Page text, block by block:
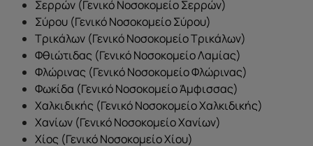
Σερρών (Γενικό Νοσοκομείο Σερρών)
Σύρου (Γενικό Νοσοκομείο Σύρου)
Τρικάλων (Γενικό Νοσοκομείο Τρικάλων)
Φθιώτιδας (Γενικό Νοσοκομείο Λαμίας)
Φλώρινας (Γενικό Νοσοκομείο Φλώρινας)
Φωκίδα (Γενικό Νοσοκομείο Άμφισσας)
Χαλκιδικής (Γενικό Νοσοκομείο Χαλκιδικής)
Χανίων (Γενικό Νοσοκομείο Χανίων)
Χίος (Γενικό Νοσοκομείο Χίου)